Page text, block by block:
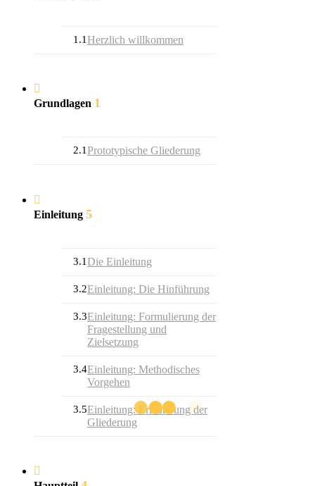
1.1Herzlich willkommen
Grundlagen 1
2.1Prototypische Gliederung
Einleitung 5
3.1Die Einleitung
3.2Einleitung: Die Hinführung
3.3Einleitung: Formulierung der
Fragestellung und
Zielsetzung
3.4Einleitung: Methodisches
Vorgehen
3.5Einleitung: Erläuterung der
Gliederung